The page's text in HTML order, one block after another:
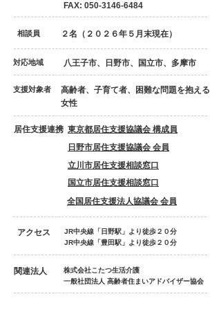
FAX: 050-3146-6484
相談員 ２名（２０２６年５月末現在）
対応地域 八王子市、日野市、国立市、多摩市
支援対象者
高齢者、子育て者、困難な問題を抱える
女性
居住支援連携 東京都居住支援協議会 構成員
日野市居住支援協議会 会員
立川市居住支援相談窓口
国立市居住支援相談窓口
全国居住支援法人協議会 会員
アクセス
JR中央線「日野駅」より徒歩２０分
​JR中央線「豊田駅」より徒歩２０分
関連法人
株式会社こたつ生活介護
一般社団法人 高齢者住まいアドバイザー協会